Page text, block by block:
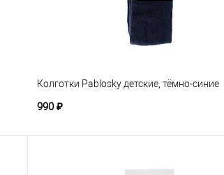
Колготки Pablosky детские, тёмно-синие
990 ₽